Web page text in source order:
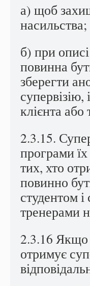
а) щоб
насильства;
б) при
повинна
зберегти
клієнта або
2.3.15.
програми
тих, хто
повинно
студентом і
тренерами
2.3.16 Якщо
отримує